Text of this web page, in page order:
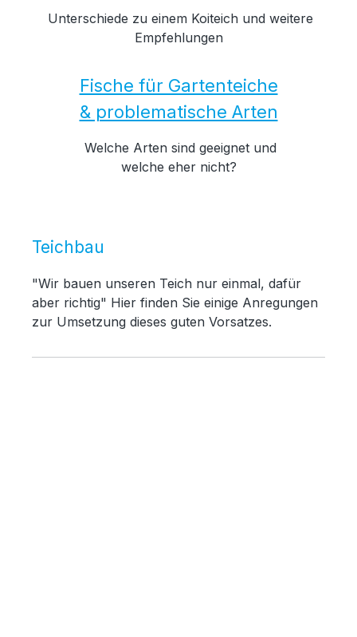
Unterschiede zu einem Koiteich und weitere
Empfehlungen
Fische für Gartenteiche
& problematische Arten
Welche Arten sind geeignet und
welche eher nicht?
Teichbau
"Wir bauen unseren Teich nur einmal, dafür
aber richtig" Hier finden Sie einige Anregungen
zur Umsetzung dieses guten Vorsatzes.